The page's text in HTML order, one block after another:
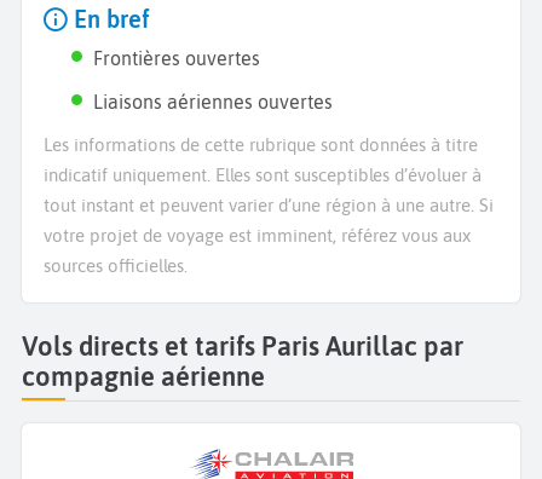
En bref
Frontières ouvertes
Liaisons aériennes ouvertes
Les informations de cette rubrique sont données à titre
indicatif uniquement. Elles sont susceptibles d’évoluer à
tout instant et peuvent varier d’une région à une autre. Si
votre projet de voyage est imminent, référez vous aux
sources officielles.
Vols directs et tarifs Paris Aurillac par
compagnie aérienne